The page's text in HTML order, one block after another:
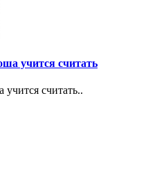
учится считать
считать..